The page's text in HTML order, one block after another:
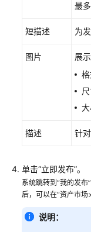
制
因
欢
迎
使
最
短描述 为
图片
展
描述 针
单击“立即发布”。
系统跳转到“我的发
后，可以在“资产市场
说明：